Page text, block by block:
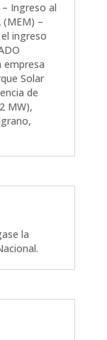
– Ingreso al
(MEM) –
ingreso
empresa
Solar
de
MW),
la